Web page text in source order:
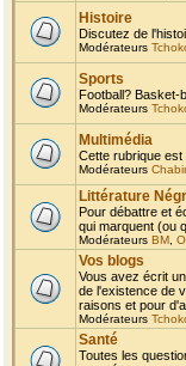
Histoire
Discutez de
Modérateurs
Sports
Football? Basket-
Modérateurs
Multimédia
Cette rubrique est
Modérateurs
Littérature
Pour débattre et
qui marquent (ou
Modérateurs BM
Vos blogs
Vous avez écrit
de l'existence de
raisons et pour
Modérateurs
Santé
Toutes les